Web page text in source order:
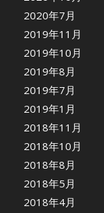
2020年7月
2019年11月
2019年10月
2019年8月
2019年7月
2019年1月
2018年11月
2018年10月
2018年8月
2018年5月
2018年4月